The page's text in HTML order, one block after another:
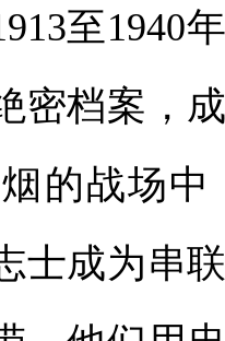
至1940
密档案，
的战场
士成为串